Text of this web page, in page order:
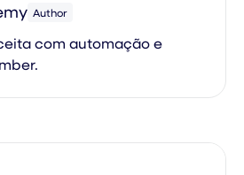
Author
com automação e